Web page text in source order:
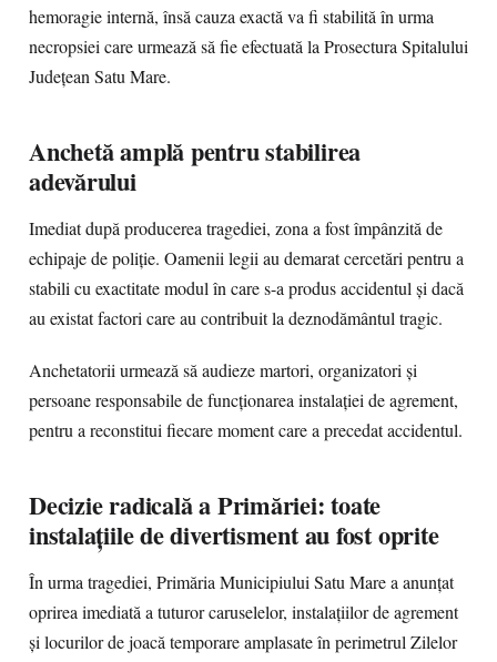
hemoragie internă, însă cauza exactă va fi stabilită în urma
necropsiei care urmează să fie efectuată la Prosectura Spitalului
Județean Satu Mare.
Anchetă amplă pentru stabilirea
adevărului
Imediat după producerea tragediei, zona a fost împânzită de
echipaje de poliție. Oamenii legii au demarat cercetări pentru a
stabili cu exactitate modul în care s-a produs accidentul și dacă
au existat factori care au contribuit la deznodământul tragic.
Anchetatorii urmează să audieze martori, organizatori și
persoane responsabile de funcționarea instalației de agrement,
pentru a reconstitui fiecare moment care a precedat accidentul.
Decizie radicală a Primăriei: toate
instalațiile de divertisment au fost oprite
În urma tragediei, Primăria Municipiului Satu Mare a anunțat
oprirea imediată a tuturor caruselelor, instalațiilor de agrement
și locurilor de joacă temporare amplasate în perimetrul Zilelor